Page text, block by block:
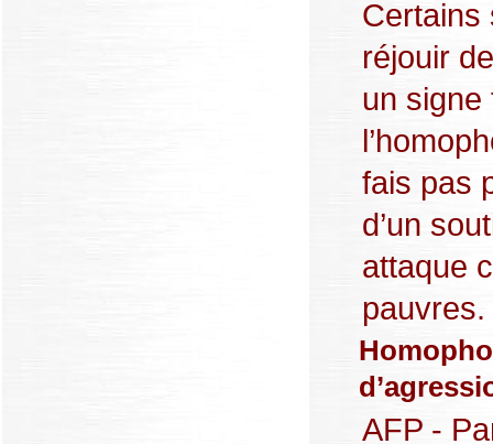
Certains
réjouir
un signe
fais pas
d’un
attaque
AFP -